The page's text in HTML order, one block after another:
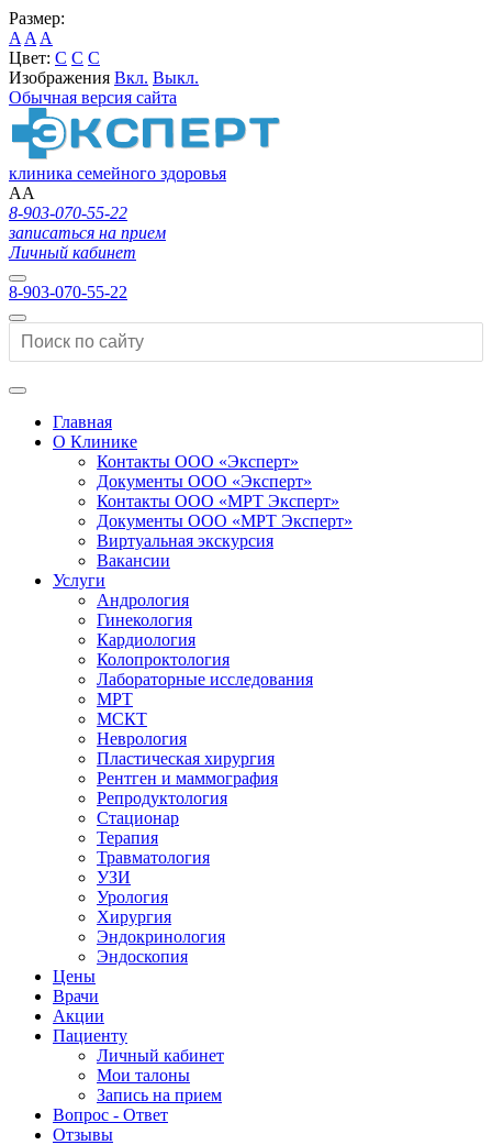
Размер:
A A A
Цвет: C C C
Изображения Вкл. Выкл.
Обычная версия сайта
клиника семейного здоровья
AA
8-903-070-55-22
записаться на прием
Личный кабинет
8-903-070-55-22
Главная
О Клинике
Контакты ООО «Эксперт»
Документы ООО «Эксперт»
Контакты ООО «МРТ Эксперт»
Документы ООО «МРТ Эксперт»
Виртуальная экскурсия
Вакансии
Услуги
Андрология
Гинекология
Кардиология
Колопроктология
Лабораторные исследования
МРТ
МСКТ
Неврология
Пластическая хирургия
Рентген и маммография
Репродуктология
Стационар
Терапия
Травматология
УЗИ
Урология
Хирургия
Эндокринология
Эндоскопия
Цены
Врачи
Акции
Пациенту
Личный кабинет
Мои талоны
Запись на прием
Вопрос - Ответ
Отзывы